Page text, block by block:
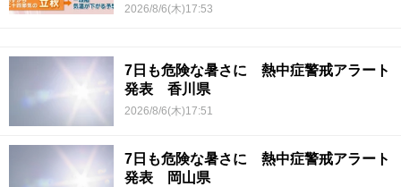
2026/8/6(木)17:53
7日も危険な暑さに 熱中症警戒アラート
発表 香川県
2026/8/6(木)17:51
7日も危険な暑さに 熱中症警戒アラート
発表 岡山県